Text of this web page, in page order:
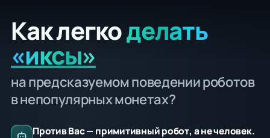
Как легкоделать
«иксы»
на предсказуемом поведении роботов
в непопулярных монетах?
Против Вас — примитивный робот, а не человек.